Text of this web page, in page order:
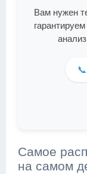
Вам нужен
📞
Самое
на самом